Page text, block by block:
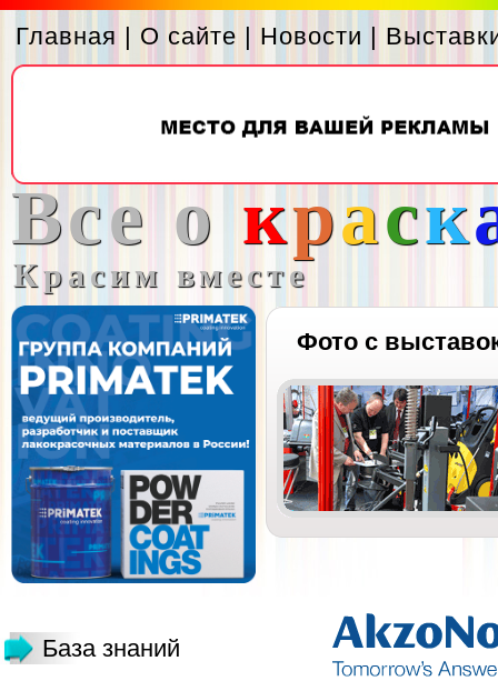
Главная | О сайте | Новости |
Все о краск
Красим вместе
Фото с
База знаний